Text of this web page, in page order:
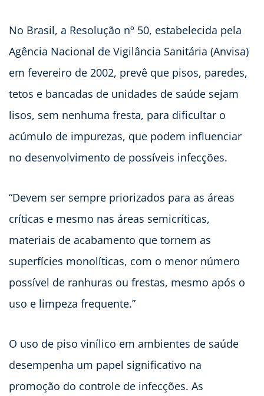
No Brasil, a Resolução nº 50, estabelecida pela
Agência Nacional de Vigilância Sanitária (Anvisa)
em fevereiro de 2002, prevê que pisos, paredes,
tetos e bancadas de unidades de saúde sejam
lisos, sem nenhuma fresta, para dificultar o
acúmulo de impurezas, que podem influenciar
no desenvolvimento de possíveis infecções.
“Devem ser sempre priorizados para as áreas
críticas e mesmo nas áreas semicríticas,
materiais de acabamento que tornem as
superfícies monolíticas, com o menor número
possível de ranhuras ou frestas, mesmo após o
uso e limpeza frequente.”
O uso de piso vinílico em ambientes de saúde
desempenha um papel significativo na
promoção do controle de infecções. As